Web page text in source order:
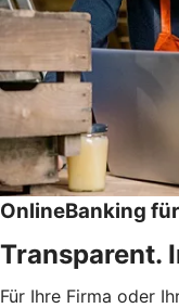
OnlineBanking
Transparent.
Für Ihre Firma oder